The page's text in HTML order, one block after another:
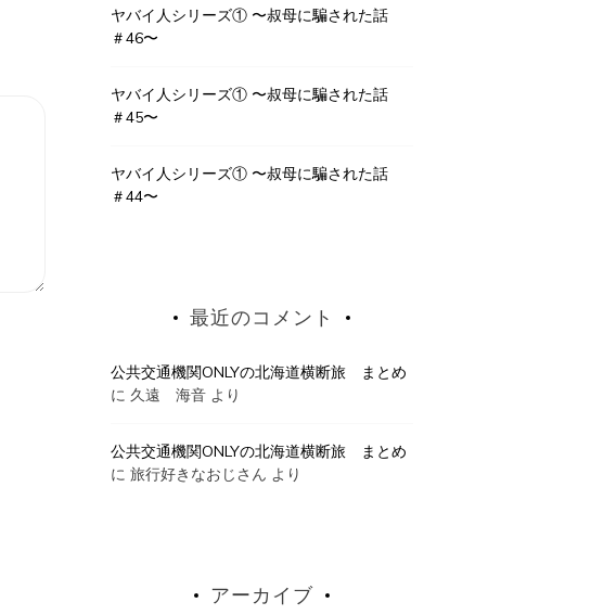
ヤバイ人シリーズ① 〜叔母に騙された話
＃46〜
ヤバイ人シリーズ① 〜叔母に騙された話
＃45〜
ヤバイ人シリーズ① 〜叔母に騙された話
＃44〜
最近のコメント
公共交通機関ONLYの北海道横断旅 まとめ
に 久遠 海音 より
公共交通機関ONLYの北海道横断旅 まとめ
に旅行好きなおじさん より
アーカイブ